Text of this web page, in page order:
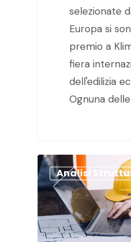
selezionate
Europa si
premio a
fiera
dell'edilizia
Ognuna
Analisi